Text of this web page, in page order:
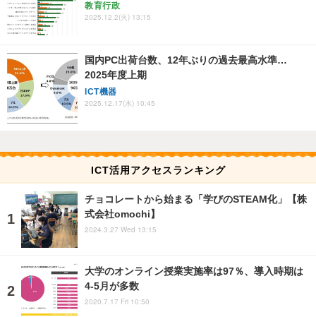
教育行政
2025.12.2(火) 13:15
国内PC出荷台数、12年ぶりの過去最高水準…
2025年度上期
ICT機器
2025.12.17(水) 10:45
ICT活用アクセスランキング
チョコレートから始まる「学びのSTEAM化」【株
式会社omochi】
2024.3.27 Wed 13:15
大学のオンライン授業実施率は97％、導入時期は
4-5月が多数
2020.7.17 Fri 10:50